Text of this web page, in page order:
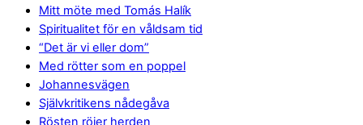
Mitt möte med Tomás Halík
Spiritualitet för en våldsam tid
“Det är vi eller dom”
Med rötter som en poppel
Johannesvägen
Självkritikens nådegåva
Rösten röjer herden